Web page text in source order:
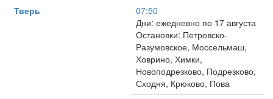
Тверь
07:50
Дни: ежедневно по 17 августа
Остановки: Петровско-
Разумовское, Моссельмаш,
Ховрино, Химки,
Новоподрезково, Подрезково,
Сходня, Крюково, Пова